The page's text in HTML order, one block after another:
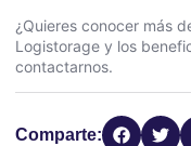
¿Quieres conocer más
Logistorage y los
contactarnos.
Comparte: